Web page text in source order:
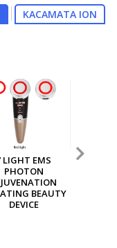
KACAMATA ION
MGI MULTI PURPOSE
ION GENERATOR